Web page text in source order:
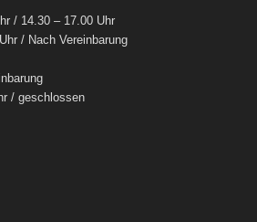
/ 14.30 – 17.00 Uhr
/ Nach Vereinbarung
/ geschlossen